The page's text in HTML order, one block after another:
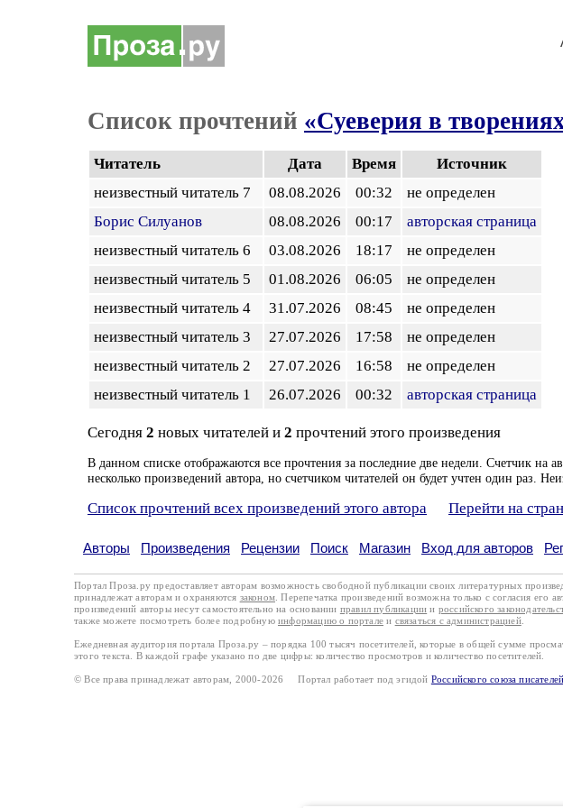
Список прочтений «Суеверия в
Читатель Дата Время
Источник
неизвестный читатель 7
08.08.2026 00:32
не определен
Борис Силуанов
08.08.2026 00:17
авторская страница
неизвестный читатель 6
03.08.2026 18:17
не определен
неизвестный читатель 5
01.08.2026 06:05
не определен
неизвестный читатель 4
31.07.2026 08:45
не определен
неизвестный читатель 3
27.07.2026 17:58
не определен
неизвестный читатель 2
27.07.2026 16:58
не определен
неизвестный читатель 1
26.07.2026 00:32 авторская страница
Сегодня 2 новых читателей и 2 прочтений этого произведения
В данном списке отображаются все прочтения за последние две недели. Счетчик на
несколько произведений автора, но счетчиком читателей он будет учтен один раз.
Список прочтений всех произведений этого автора Перейти на
Авторы Произведения Рецензии Поиск Магазин Вход для авторов
Портал Проза.ру предоставляет авторам возможность свободной публикации своих литературных
принадлежат авторам и охраняются законом . Перепечатка произведений возможна только с согласия его
произведений авторы несут самостоятельно на основании правил публикации и российского
также можете посмотреть более подробную информацию о портале и связаться с администрацией.
Ежедневная аудитория портала Проза.ру – порядка 100 тысяч посетителей, которые в общей сумме
этого текста. В каждой графе указано по две цифры: количество просмотров и количество посетителей.
© Все права принадлежат авторам, 2000-2026 Портал работает под эгидой Российского союза писателей